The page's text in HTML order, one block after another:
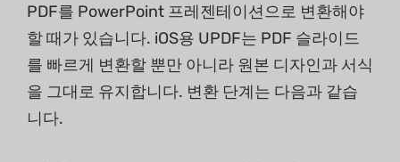
PDF를 PowerPoint 프레젠테이션으로 변환해야
할 때가 있습니다. iOS용 UPDF는 PDF 슬라이드
를 빠르게 변환할 뿐만 아니라 원본 디자인과 서식
을 그대로 유지합니다. 변환 단계는 다음과 같습
니다.